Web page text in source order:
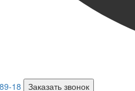
18
Заказать звонок